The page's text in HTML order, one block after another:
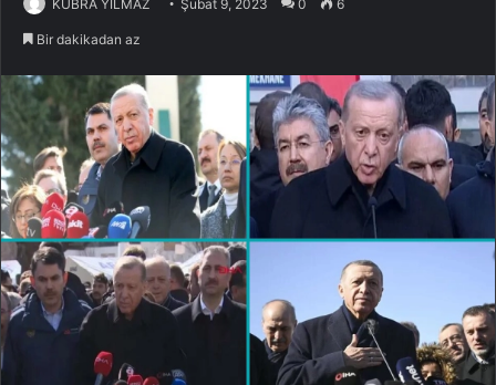
KÜBRA YILMAZ Şubat 9, 2023 0 6
Bir dakikadan az